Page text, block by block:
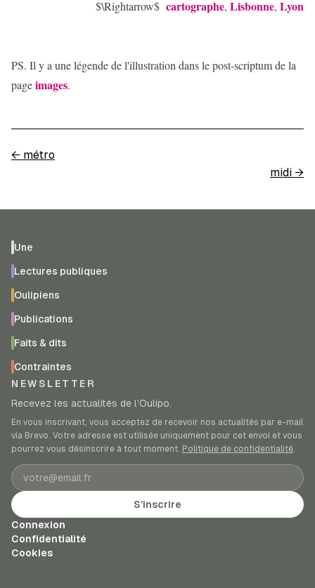
$\Rightarrow$ cartographe, Lisbonne, Lyon
PS. Il y a une légende de l'illustration dans le post-scriptum de la
pageimages.
← métro
midi →
Une
Lectures publiques
Oulipiens
Publications
Faits & dits
Contraintes
NEWSLETTER
Recevez les actualités de l’Oulipo.
En vous inscrivant, vous acceptez de recevoir nos actualités par e-mail
via Brevo. Votre adresse est utilisée uniquement pour cet envoi et vous
pourrez vous désinscrire à tout moment. Politique de confidentialité.
Adresse e-mail
S’inscrire
Connexion
Confidentialité
Cookies